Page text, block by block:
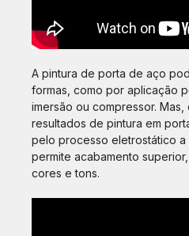
A pintura de porta de aço
formas, como por aplicação
imersão ou compressor.
resultados de pintura em
pelo processo eletrostático a
permite acabamento
cores e tons.